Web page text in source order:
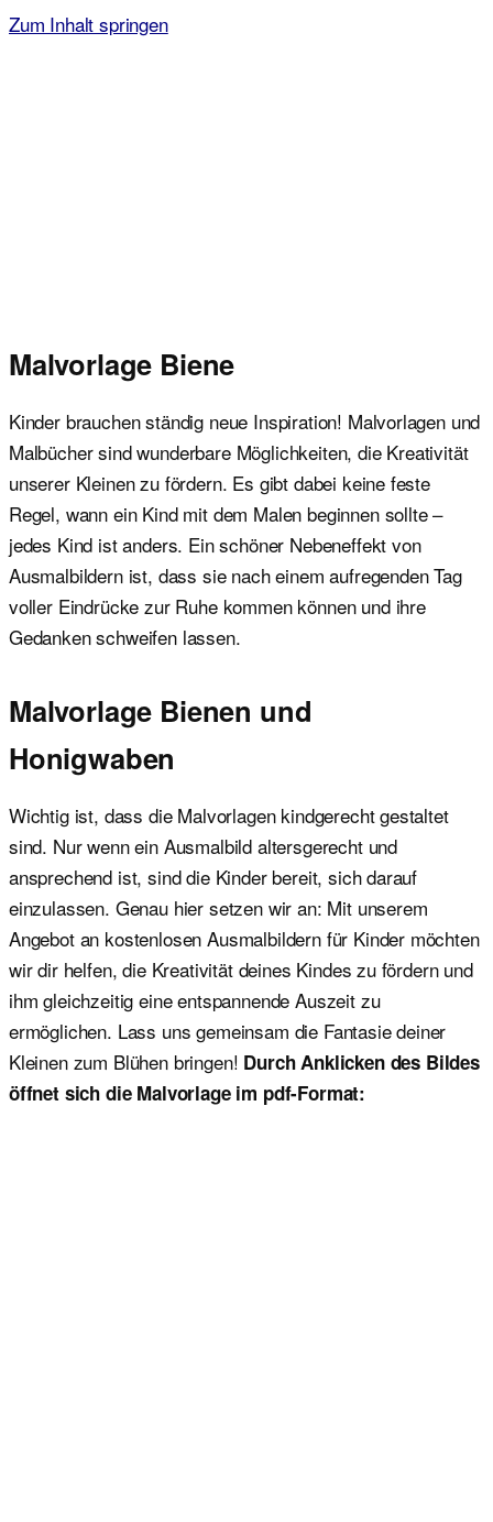
Zum Inhalt springen
Malvorlage Biene
Kinder brauchen ständig neue Inspiration! Malvorlagen und
Malbücher sind wunderbare Möglichkeiten, die Kreativität
unserer Kleinen zu fördern. Es gibt dabei keine feste
Regel, wann ein Kind mit dem Malen beginnen sollte –
jedes Kind ist anders. Ein schöner Nebeneffekt von
Ausmalbildern ist, dass sie nach einem aufregenden Tag
voller Eindrücke zur Ruhe kommen können und ihre
Gedanken schweifen lassen.
Malvorlage Bienen und
Honigwaben
Wichtig ist, dass die Malvorlagen kindgerecht gestaltet
sind. Nur wenn ein Ausmalbild altersgerecht und
ansprechend ist, sind die Kinder bereit, sich darauf
einzulassen. Genau hier setzen wir an: Mit unserem
Angebot an kostenlosen Ausmalbildern für Kinder möchten
wir dir helfen, die Kreativität deines Kindes zu fördern und
ihm gleichzeitig eine entspannende Auszeit zu
ermöglichen. Lass uns gemeinsam die Fantasie deiner
Kleinen zum Blühen bringen! Durch Anklicken des Bildes
öffnet sich die Malvorlage im pdf-Format: